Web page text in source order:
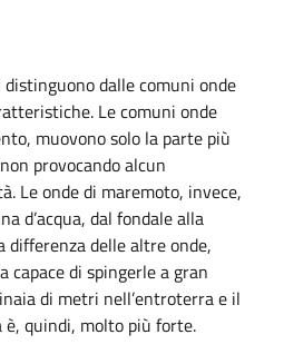
dalle comuni onde
Le comuni onde
muovono solo la parte più
provocando alcun
Le onde di maremoto, invece,
d’acqua, dal fondale alla
differenza delle altre onde,
capace di spingerle a gran
di metri nell’entroterra e il
quindi, molto più forte.